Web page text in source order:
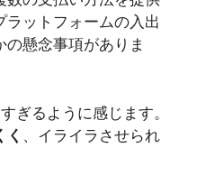
ラットフォームの入出
懸念事項がありま
ぎるように感じます。
く 、イライラさせられ